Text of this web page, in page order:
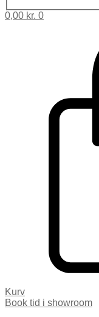
0,00 kr. 0
Kurv
Book tid i showroom